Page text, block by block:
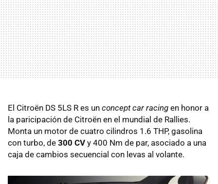
El Citroën DS 5LS R es un concept car racing en honor a
la paricipación de Citroën en el mundial de Rallies.
Monta un motor de cuatro cilindros 1.6 THP, gasolina
con turbo, de 300 CV y 400 Nm de par, asociado a una
caja de cambios secuencial con levas al volante.